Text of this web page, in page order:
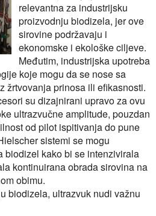
relevantna za industrijsku
proizvodnju biodizela, jer ove
sirovine podržavaju i
ekonomske i ekološke ciljeve.
Međutim, industrijska upotreba
koje mogu da se nose sa
žrtvovanja prinosa ili efikasnosti.
su dizajnirani upravo za ovu
ultrazvučne amplitude, pouzdan
od pilot ispitivanja do pune
sistemi se mogu
biodizel kako bi se intenzivirala
kontinuirana obrada sirovina na
obimu.
biodizela, ultrazvuk nudi važnu